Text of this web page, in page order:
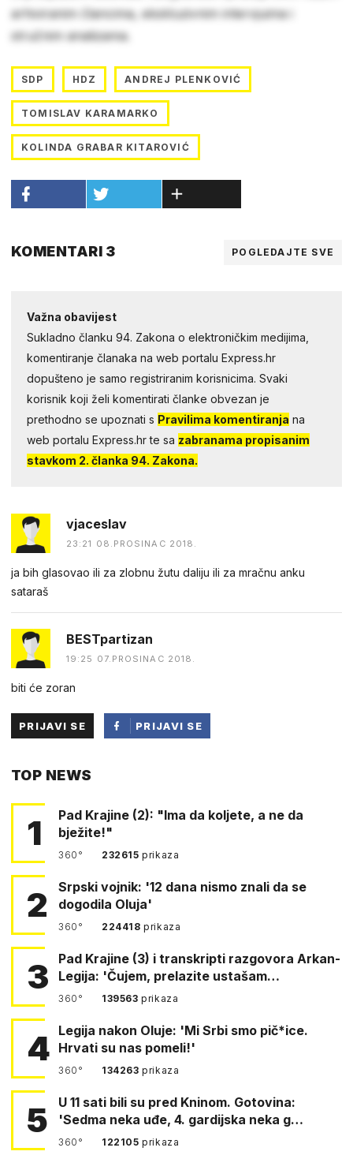
arhiviranim člancima, ekskluzivnim intervjuima i
stručnim analizama.
SDP HDZ ANDREJ PLENKOVIĆ
TOMISLAV KARAMARKO
KOLINDA GRABAR KITAROVIĆ
KOMENTARI 3 POGLEDAJTE SVE
Važna obavijest
Sukladno članku 94. Zakona o elektroničkim medijima,
komentiranje članaka na web portalu Express.hr
dopušteno je samo registriranim korisnicima. Svaki
korisnik koji želi komentirati članke obvezan je
prethodno se upoznati s Pravilima komentiranja na
web portalu Express.hr te sa zabranama propisanim
stavkom 2. članka 94. Zakona.
vjaceslav
23:21 08.PROSINAC 2018.
ja bih glasovao ili za zlobnu žutu daliju ili za mračnu anku
sataraš
BESTpartizan
19:25 07.PROSINAC 2018.
biti će zoran
PRIJAVI SE
PRIJAVI SE
TOP NEWS
1
Pad Krajine (2): "Ima da koljete, a ne da
bježite!"
360° 232615prikaza
2
Srpski vojnik: '12 dana nismo znali da se
dogodila Oluja'
360° 224418prikaza
3
Pad Krajine (3) i transkripti razgovora Arkan-
Legija: 'Čujem, prelazite ustašam…
360° 139563prikaza
4 Legija nakon Oluje: 'Mi Srbi smo pič*ice.
Hrvati su nas pomeli!'
360° 134263prikaza
5
U 11 sati bili su pred Kninom. Gotovina:
'Sedma neka uđe, 4. gardijska neka g…
360° 122105prikaza